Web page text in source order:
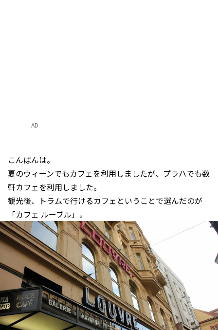
AD
こんばんは。
夏のウィーンでもカフェを利用しましたが、プラハでも数
軒カフェを利用しました。
観光後、トラムで行けるカフェということで選んだのが
「カフェ ルーブル」。